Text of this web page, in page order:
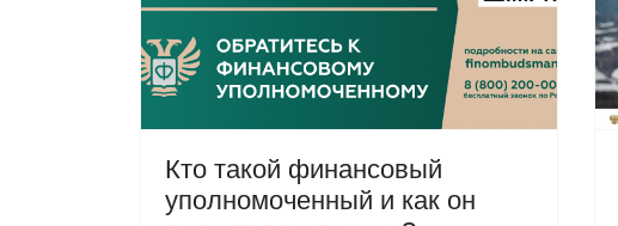
Кто такой финансовый
уполномоченный и как он